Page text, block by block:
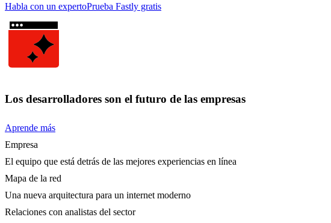
Habla con un expertoPrueba Fastly gratis
Los desarrolladores son el futuro de las empresas
Aprende más
Empresa
El equipo que está detrás de las mejores experiencias en línea
Mapa de la red
Una nueva arquitectura para un internet moderno
Relaciones con analistas del sector